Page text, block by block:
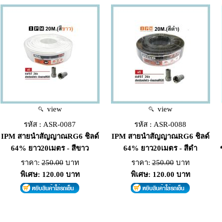
view
รหัส : ASR-0087
IPM สายนำสัญญาณRG6 ชิลด์
64% ยาว20เมตร - สีขาว
ราคา:250.00บาท
พิเศษ: 120.00 บาท
view
รหัส : ASR-0088
IPM สายนำสัญญาณRG6 ชิลด์
64% ยาว20เมตร - สีดำ
ราคา:250.00บาท
พิเศษ: 120.00 บาท